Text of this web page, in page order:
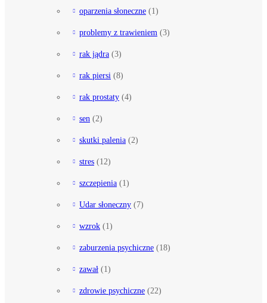
oparzenia słoneczne (1)
problemy z trawieniem (3)
rak jądra (3)
rak piersi (8)
rak prostaty (4)
sen (2)
skutki palenia (2)
stres (12)
szczepienia (1)
Udar słoneczny (7)
wzrok (1)
zaburzenia psychiczne (18)
zawał (1)
zdrowie psychiczne (22)